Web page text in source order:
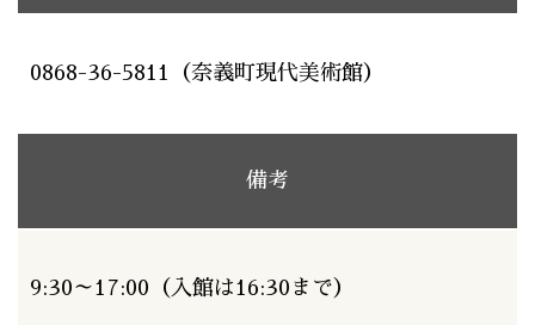
0868-36-5811（奈義町現代美術館）
備考
9:30～17:00（入館は16:30まで）